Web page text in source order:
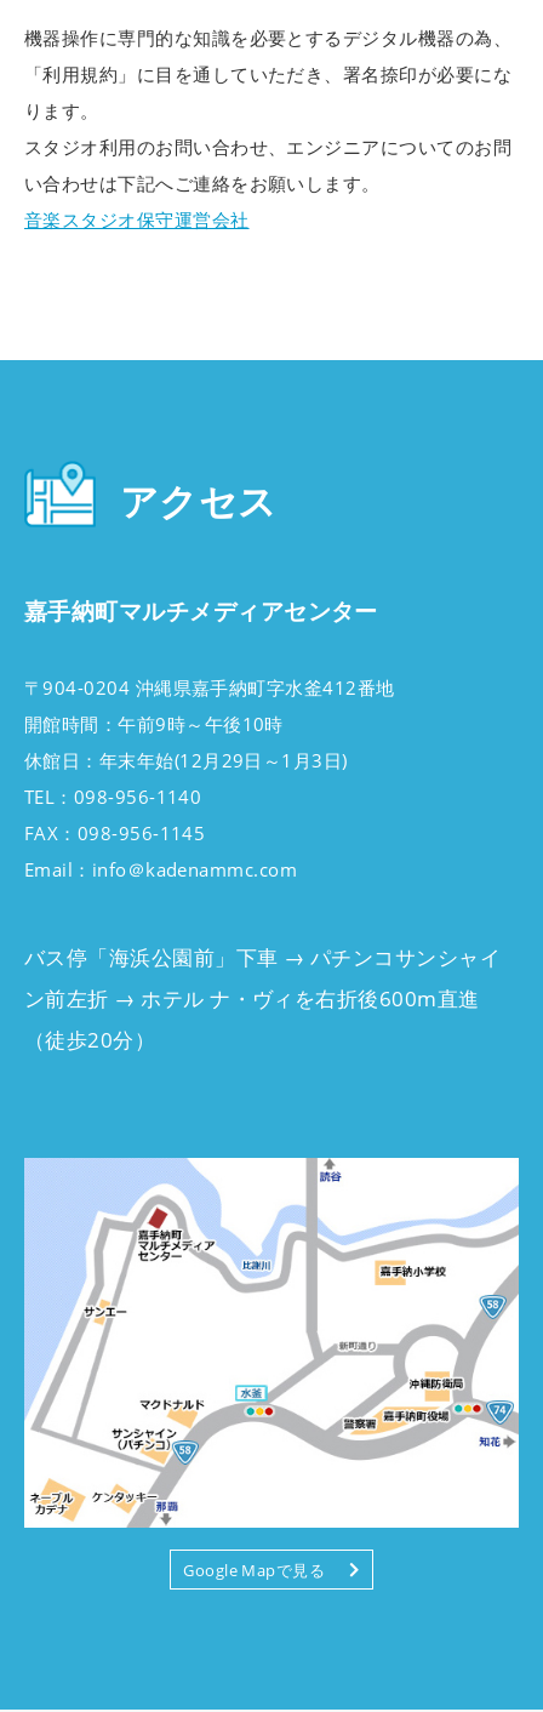
機器操作に専門的な知識を必要とするデジタル機器の為、
「利用規約」に目を通していただき、署名捺印が必要にな
ります。
スタジオ利用のお問い合わせ、エンジニアについてのお問
い合わせは下記へご連絡をお願いします。
音楽スタジオ保守運営会社
アクセス
嘉手納町マルチメディアセンター
〒904-0204 沖縄県嘉手納町字水釜412番地
開館時間：午前9時～午後10時
休館日：年末年始(12月29日～1月3日)
TEL：098-956-1140
FAX：098-956-1145
Email：info＠kadenammc.com
バス停「海浜公園前」下車 → パチンコサンシャイ
ン前左折 → ホテル ナ・ヴィを右折後600m直進
（徒歩20分）
Google Mapで見る